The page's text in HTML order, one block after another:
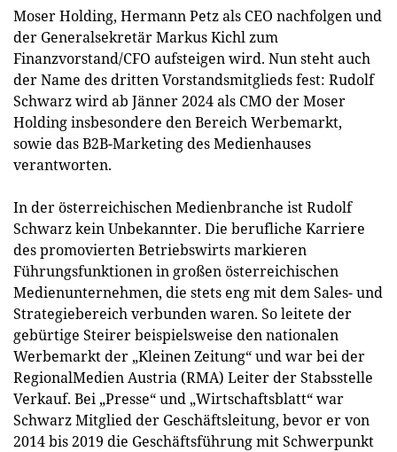
Moser Holding, Hermann Petz als CEO nachfolgen und
der Generalsekretär Markus Kichl zum
Finanzvorstand/CFO aufsteigen wird. Nun steht auch
der Name des dritten Vorstandsmitglieds fest: Rudolf
Schwarz wird ab Jänner 2024 als CMO der Moser
Holding insbesondere den Bereich Werbemarkt,
sowie das B2B-Marketing des Medienhauses
verantworten.
In der österreichischen Medienbranche ist Rudolf
Schwarz kein Unbekannter. Die berufliche Karriere
des promovierten Betriebswirts markieren
Führungsfunktionen in großen österreichischen
Medienunternehmen, die stets eng mit dem Sales- und
Strategiebereich verbunden waren. So leitete der
gebürtige Steirer beispielsweise den nationalen
Werbemarkt der „Kleinen Zeitung“ und war bei der
RegionalMedien Austria (RMA) Leiter der Stabsstelle
Verkauf. Bei „Presse“ und „Wirtschaftsblatt“ war
Schwarz Mitglied der Geschäftsleitung, bevor er von
2014 bis 2019 die Geschäftsführung mit Schwerpunkt